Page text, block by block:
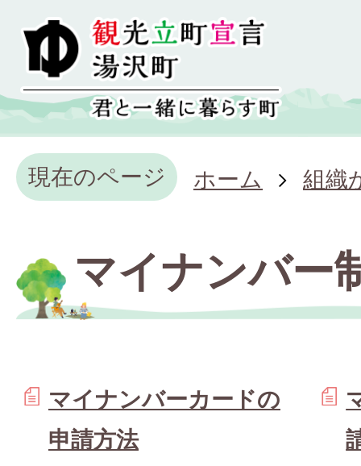
現在のページ ホーム 組織
マイナンバー
マイナンバーカードの
申請方法